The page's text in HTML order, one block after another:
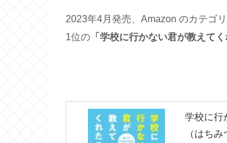
2023年4月発売、Amazon のカテゴ
1位の 「学校に行かない君が教えて
学校に行
（はち